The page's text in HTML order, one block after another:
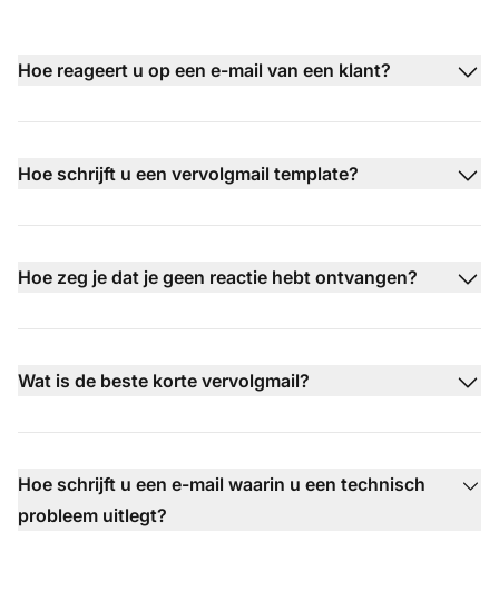
Hoe reageert u op een e-mail van een klant?
Hoe schrijft u een vervolgmail template?
Hoe zeg je dat je geen reactie hebt ontvangen?
Wat is de beste korte vervolgmail?
Hoe schrijft u een e-mail waarin u een technisch
probleem uitlegt?